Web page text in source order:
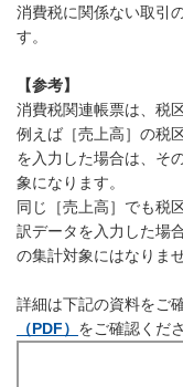
消費税に関係ない取引
す。
【参考】
消費税関連帳票は、税
例えば［売上高］の税
を入力した場合は、そ
象になります。
同じ［売上高］でも税
訳データを入力した場
の集計対象にはなりませ
詳細は下記の資料をご
（PDF） をご確認くださ